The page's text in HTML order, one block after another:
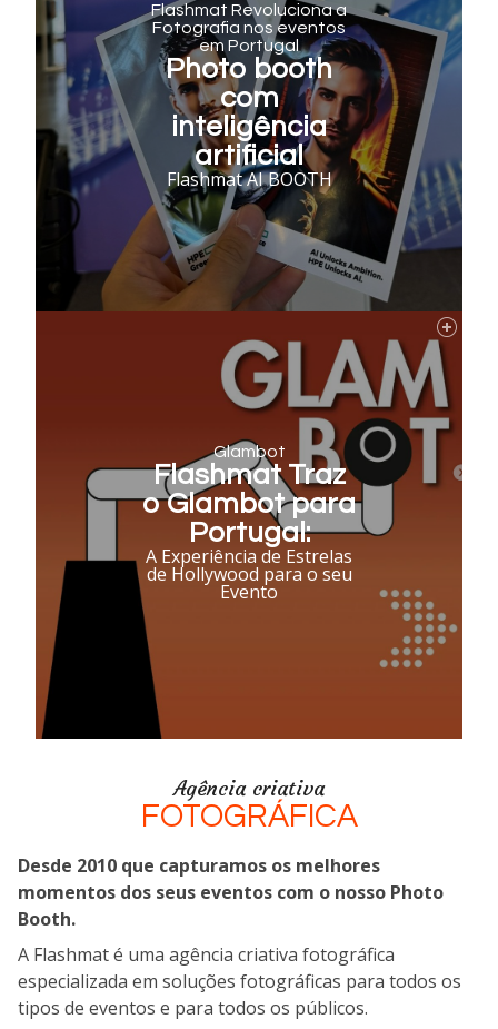
Flashmat Revoluciona a
Fotografia nos eventos
em Portugal
Photo booth
com
inteligência
artificial
Flashmat AI BOOTH
Glambot
Flashmat Traz
o Glambot para
Portugal:
A Experiência de Estrelas
de Hollywood para o seu
Evento
Agência criativa
FOTOGRÁFICA
Desde 2010 que capturamos os melhores
momentos dos seus eventos com o nosso Photo
Booth.
A Flashmat é uma agência criativa fotográfica
especializada em soluções fotográficas para todos os
tipos de eventos e para todos os públicos.